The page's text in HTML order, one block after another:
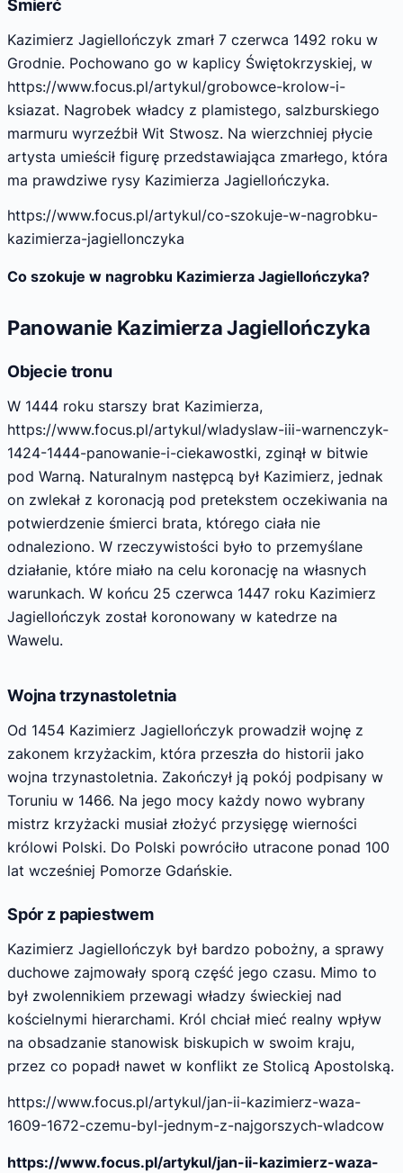
Śmierć
Kazimierz Jagiellończyk zmarł 7 czerwca 1492 roku w
Grodnie. Pochowano go w kaplicy Świętokrzyskiej, w
https://www.focus.pl/artykul/grobowce-krolow-i-
ksiazat. Nagrobek władcy z plamistego, salzburskiego
marmuru wyrzeźbił Wit Stwosz. Na wierzchniej płycie
artysta umieścił figurę przedstawiająca zmarłego, która
ma prawdziwe rysy Kazimierza Jagiellończyka.
https://www.focus.pl/artykul/co-szokuje-w-nagrobku-
kazimierza-jagiellonczyka
Co szokuje w nagrobku Kazimierza Jagiellończyka?
Panowanie Kazimierza Jagiellończyka
Objecie tronu
W 1444 roku starszy brat Kazimierza,
https://www.focus.pl/artykul/wladyslaw-iii-warnenczyk-
1424-1444-panowanie-i-ciekawostki, zginął w bitwie
pod Warną. Naturalnym następcą był Kazimierz, jednak
on zwlekał z koronacją pod pretekstem oczekiwania na
potwierdzenie śmierci brata, którego ciała nie
odnaleziono. W rzeczywistości było to przemyślane
działanie, które miało na celu koronację na własnych
warunkach. W końcu 25 czerwca 1447 roku Kazimierz
Jagiellończyk został koronowany w katedrze na
Wawelu.
Wojna trzynastoletnia
Od 1454 Kazimierz Jagiellończyk prowadził wojnę z
zakonem krzyżackim, która przeszła do historii jako
wojna trzynastoletnia. Zakończył ją pokój podpisany w
Toruniu w 1466. Na jego mocy każdy nowo wybrany
mistrz krzyżacki musiał złożyć przysięgę wierności
królowi Polski. Do Polski powróciło utracone ponad 100
lat wcześniej Pomorze Gdańskie.
Spór z papiestwem
Kazimierz Jagiellończyk był bardzo pobożny, a sprawy
duchowe zajmowały sporą część jego czasu. Mimo to
był zwolennikiem przewagi władzy świeckiej nad
kościelnymi hierarchami. Król chciał mieć realny wpływ
na obsadzanie stanowisk biskupich w swoim kraju,
przez co popadł nawet w konflikt ze Stolicą Apostolską.
https://www.focus.pl/artykul/jan-ii-kazimierz-waza-
1609-1672-czemu-byl-jednym-z-najgorszych-wladcow
https://www.focus.pl/artykul/jan-ii-kazimierz-waza-